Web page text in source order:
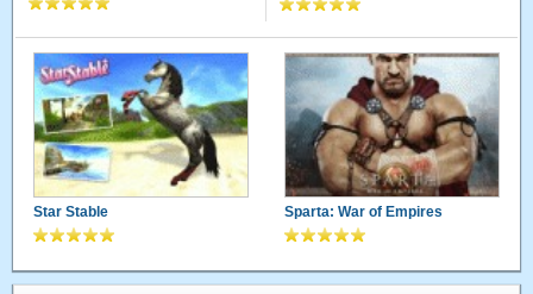
Star Stable Sparta: War of Empires